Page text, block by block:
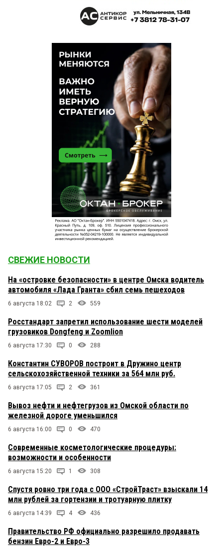
СВЕЖИЕ НОВОСТИ
На «островке безопасности» в центре Омска водитель
автомобиля «Лада Гранта» сбил семь пешеходов
6 августа 18:02 2 559
Росстандарт запретил использование шести моделей
грузовиков Dongfeng и Zoomlion
6 августа 17:30 0 288
Константин СУВОРОВ построит в Дружино центр
сельскохозяйственной техники за 564 млн руб.
6 августа 17:05 2 361
Вывоз нефти и нефтегрузов из Омской области по
железной дороге уменьшился
6 августа 16:00 0 470
Современные косметологические процедуры:
возможности и особенности
6 августа 15:20 1 308
Спустя ровно три года с ООО «СтройТраст» взыскали 14
млн рублей за гортензии и тротуарную плитку
6 августа 14:39 4 436
Правительство РФ официально разрешило продавать
бензин Евро-2 и Евро-3